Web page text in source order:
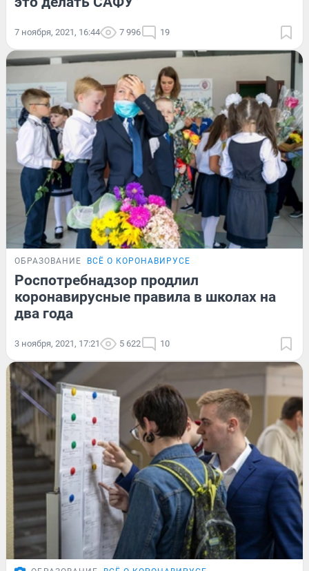
7 ноября, 2021, 16:44 7 996 19
ОБРАЗОВАНИЕ ВСЁ О КОРОНАВИРУСЕ
Роспотребнадзор продлил
коронавирусные правила в школах на
два года
3 ноября, 2021, 17:21 5 622 10